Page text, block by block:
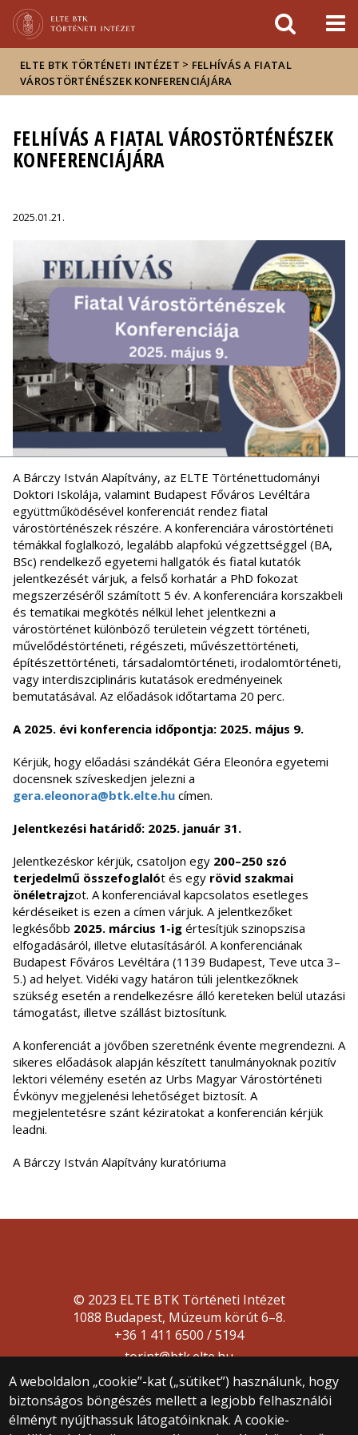
sajtóban
ELTE BTK TÖRTÉNETI INTÉZET > FELHÍVÁS A FIATAL
VÁROSTÖRTÉNÉSZEK KONFERENCIÁJÁRA
FELHÍVÁS A FIATAL VÁROSTÖRTÉNÉSZEK
KONFERENCIÁJÁRA
2025.01.21.
A Bárczy István Alapítvány, az ELTE Történettudományi
Doktori Iskolája, valamint Budapest Főváros Levéltára
együttműködésével konferenciát rendez fiatal
várostörténészek részére. A konferenciára várostörténeti
témákkal foglalkozó, legalább alapfokú végzettséggel (BA,
BSc) rendelkező egyetemi hallgatók és fiatal kutatók
jelentkezését várjuk, a felső korhatár a PhD fokozat
megszerzéséről számított 5 év. A konferenciára korszakbeli
és tematikai megkötés nélkül lehet jelentkezni a
várostörténet különböző területein végzett történeti,
művelődéstörténeti, régészeti, művészettörténeti,
építészettörténeti, társadalomtörténeti, irodalomtörténeti,
vagy interdiszciplináris kutatások eredményeinek
bemutatásával. Az előadások időtartama 20 perc.
A 2025. évi konferencia időpontja: 2025. május 9.
Kérjük, hogy előadási szándékát Géra Eleonóra egyetemi
docensnek szíveskedjen jelezni a
gera.eleonora@btk.elte.hu címen.
Jelentkezési határidő: 2025. január 31.
Jelentkezéskor kérjük, csatoljon egy 200–250 szó
terjedelmű összefoglalót és egy rövid szakmai
önéletrajzot. A konferenciával kapcsolatos esetleges
kérdéseiket is ezen a címen várjuk. A jelentkezőket
legkésőbb 2025. március 1-ig értesítjük szinopszisa
elfogadásáról, illetve elutasításáról. A konferenciának
Budapest Főváros Levéltára (1139 Budapest, Teve utca 3–
5.) ad helyet. Vidéki vagy határon túli jelentkezőknek
szükség esetén a rendelkezésre álló kereteken belül utazási
támogatást, illetve szállást biztosítunk.
A konferenciát a jövőben szeretnénk évente megrendezni. A
sikeres előadások alapján készített tanulmányoknak pozitív
lektori vélemény esetén az Urbs Magyar Várostörténeti
Évkönyv megjelenési lehetőséget biztosít. A
megjelentetésre szánt kéziratokat a konferencián kérjük
leadni.
A Bárczy István Alapítvány kuratóriuma
A weboldalon „cookie”-kat („sütiket”) használunk, hogy
biztonságos böngészés mellett a legjobb felhasználói
élményt nyújthassuk látogatóinknak. A cookie-
© 2023 ELTE BTK Történeti Intézet
1088 Budapest, Múzeum körút 6–8.
+36 1 411 6500 / 5194
torint@btk.elte.hu